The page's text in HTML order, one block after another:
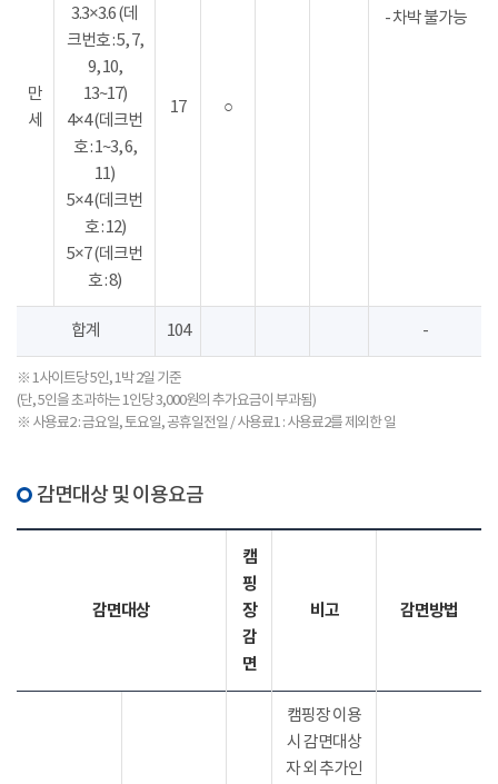
- 차박 불가능
만
세
3.3×3.6 (데
크번호 : 5, 7,
9, 10,
13~17)
4×4 (데크번
호 : 1~3, 6,
11)
5×4 (데크번
호 : 12)
5×7 (데크번
호 : 8)
17 ○
합계 104 -
※ 1사이트당 5인, 1박 2일 기준
(단, 5인을 초과하는 1인당 3,000원의 추가요금이 부과됨)
※ 사용료2 : 금요일, 토요일, 공휴일전일 / 사용료1 : 사용료2를 제외한 일
감면대상 및 이용요금
감면대상
캠
핑
장
감
면
비고 감면방법
캠핑장 이용
시 감면대상
자 외 추가인